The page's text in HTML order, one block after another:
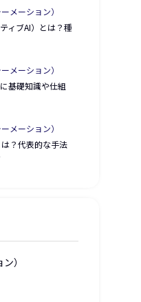
メーション）
ィブAI）とは？種
メーション）
基礎知識や仕組
メーション）
？代表的な手法
）